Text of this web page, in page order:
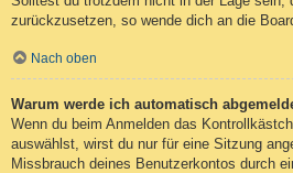
zurückzusetzen, so wende dich an die
Nach oben
Warum werde ich automatisch
Wenn du beim Anmelden das
auswählst, wirst du nur für eine Sitzung
Missbrauch deines Benutzerkontos durch